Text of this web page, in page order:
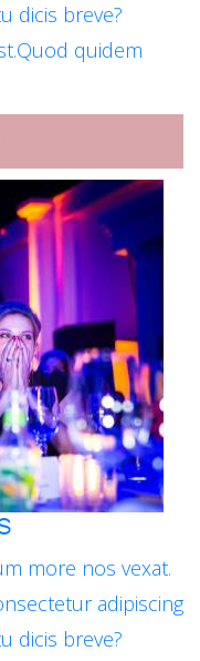
dicis breve?
quidem
more nos vexat.
adipiscing
dicis breve?